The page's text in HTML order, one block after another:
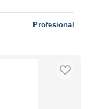
Profesional